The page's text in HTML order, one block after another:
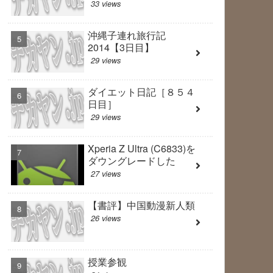
33 views
沖縄子連れ旅行記
2014【3日目】
29 views
ダイエット日記［８５４
日目］
29 views
Xperia Z Ultra (C6833)を
ダウングレードした
27 views
【書評】中国動漫新人類
26 views
授業参観